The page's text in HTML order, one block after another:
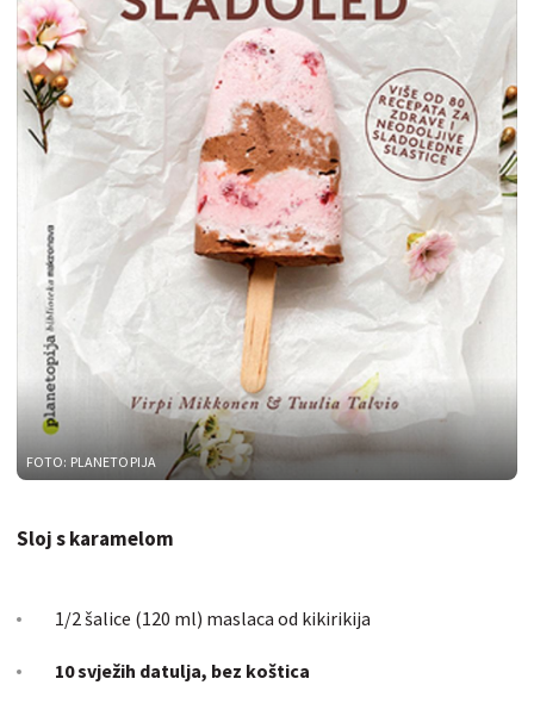
FOTO: PLANETOPIJA
Sloj s karamelom
1/2 šalice (120 ml) maslaca od kikirikija
10 svježih datulja, bez koštica